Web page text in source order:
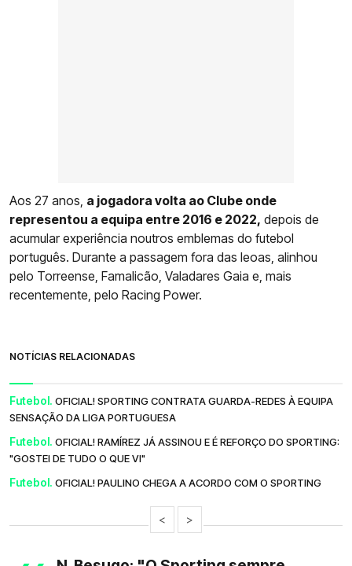
Aos 27 anos, a jogadora volta ao Clube onde
representou a equipa entre 2016 e 2022, depois de
acumular experiência noutros emblemas do futebol
português. Durante a passagem fora das leoas, alinhou
pelo Torreense, Famalicão, Valadares Gaia e, mais
recentemente, pelo Racing Power.
NOTÍCIAS RELACIONADAS
Futebol. OFICIAL! SPORTING CONTRATA GUARDA-REDES À EQUIPA
SENSAÇÃO DA LIGA PORTUGUESA
Futebol. OFICIAL! RAMÍREZ JÁ ASSINOU E É REFORÇO DO SPORTING:
"GOSTEI DE TUDO O QUE VI"
Futebol. OFICIAL! PAULINO CHEGA A ACORDO COM O SPORTING
< >